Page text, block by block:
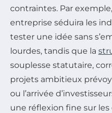
contraintes. Par
entreprise séduira les
tester une idée sans
lourdes, tandis que la
souplesse statutaire,
projets ambitieux
ou l’arrivée
une réflexion fine sur